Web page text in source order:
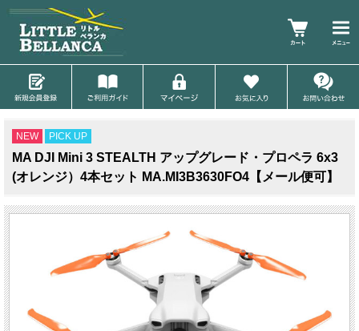
NEW PICK UP
MA DJI Mini 3 STEALTH アップグレード・プロペラ 6x3
(オレンジ）4本セット MA.MI3B3630FO4【メール便可】